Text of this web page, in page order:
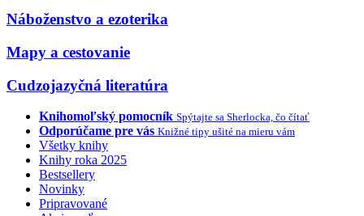
Náboženstvo a ezoterika
Mapy a cestovanie
Cudzojazyčná literatúra
Knihomoľský pomocník Spýtajte sa Sherlocka, čo čítať
Odporúčame pre vás Knižné tipy ušité na mieru vám
Všetky knihy
Knihy roka 2025
Bestsellery
Novinky
Pripravované